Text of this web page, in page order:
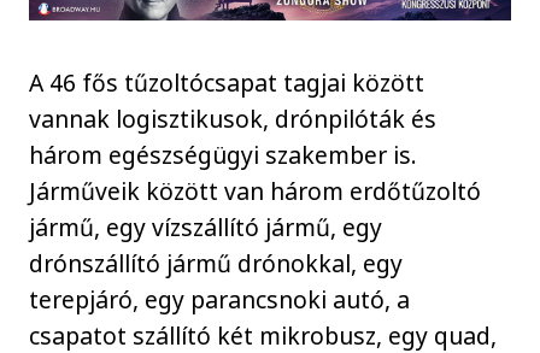
A 46 fős tűzoltócsapat tagjai között
vannak logisztikusok, drónpilóták és
három egészségügyi szakember is.
Járműveik között van három erdőtűzoltó
jármű, egy vízszállító jármű, egy
drónszállító jármű drónokkal, egy
terepjáró, egy parancsnoki autó, a
csapatot szállító két mikrobusz, egy quad,